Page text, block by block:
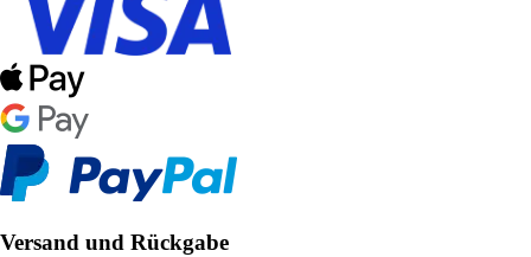
Versand und Rückgabe